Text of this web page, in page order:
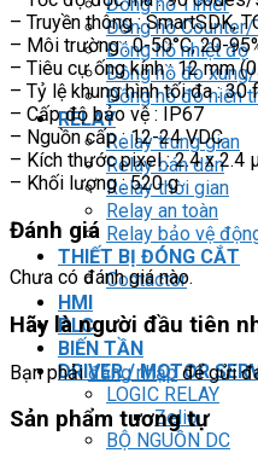
Đồng hồ
Đồng hồ nhiệt độ
Đồng hồ đo
Đồng hồ đo hiển
RELAY
Relay trung gian
Relay bán dẫn
Relay thời gian
Relay an toàn
Relay bảo vệ
THIẾT BỊ ĐÓNG CẮT
Contactor
HMI
PLC
BIẾN TẦN
DRIVER / MOTOR
LOGIC RELAY
Zelio
BỘ NGUỒN DC
– Truyền thông : SmartSDK,
– Môi trường : 0-50°C, 20-
– Tiêu cự ống kính : 12 mm
– Tỷ lệ khung hình tối đa : 30
– Cấp độ bảo vệ : IP67
– Nguồn cấp : 12-24 VDC
– Kích thước pixel : 2.4 x 2.4
– Khối lượng : 520 g
Đánh giá
Chưa có đánh giá nào.
Hãy là người đầu tiên
Bạn phải đăng nhậpđể gửi
Sản phẩm tương tự